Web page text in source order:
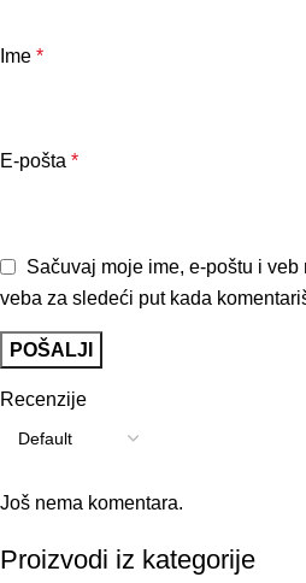
Recenzije
Još nema komentara.
Ime *
E-pošta *
Sačuvaj moje ime, e-poštu i
veba za sledeći put kada
Proizvodi iz kategorije